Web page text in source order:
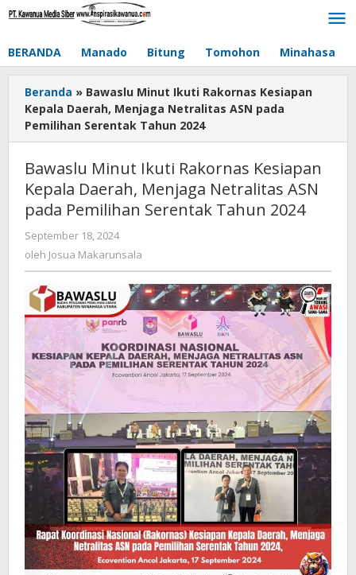
Lewati
BERANDA Manado Bitung Tomohon Minahasa
Beranda » Bawaslu Minut Ikuti Rakornas Kesiapan
Kepala Daerah, Menjaga Netralitas ASN pada
Pemilihan Serentak Tahun 2024
Bawaslu Minut Ikuti Rakornas Kesiapan
Kepala Daerah, Menjaga Netralitas ASN
pada Pemilihan Serentak Tahun 2024
September 18, 2024
Josua
oleh Josua Makarunsala